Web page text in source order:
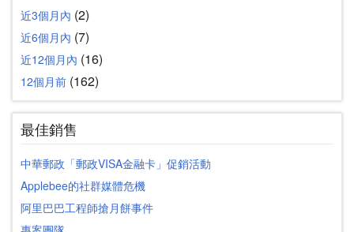
近3個月內 (2)
近6個月內 (7)
近12個月內 (16)
12個月前 (162)
最佳銷售
中華郵政「郵政VISA金融卡」促銷活動
Applebee的社群媒體危機
阿里巴巴工程師搶月餅事件